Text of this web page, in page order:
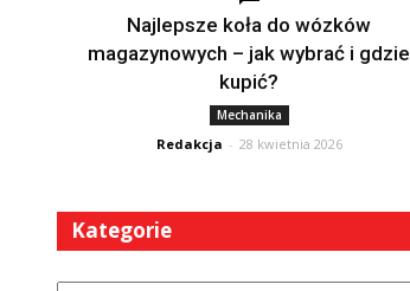
Najlepsze koła do wózków
magazynowych – jak wybrać i gdzie
kupić?
Mechanika
Redakcja - 28 kwietnia 2026
Kategorie
Kategorie